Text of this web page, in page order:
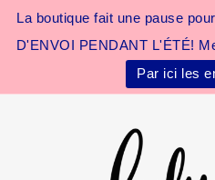
La boutique fait une pause
D'ENVOI PENDANT L'ÉTÉ!
Par ici les